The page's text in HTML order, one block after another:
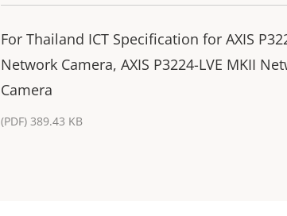
For Thailand ICT Specification for AXIS
Network Camera, AXIS P3224-LVE MKII
Camera
(PDF) 389.43 KB